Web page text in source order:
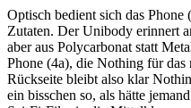
Optisch bedient sich das Phone
Zutaten. Der Unibody erinnert
aber aus Polycarbonat statt
Phone (4a), die Nothing für
Rückseite bleibt also klar
ein bisschen so, als hätte